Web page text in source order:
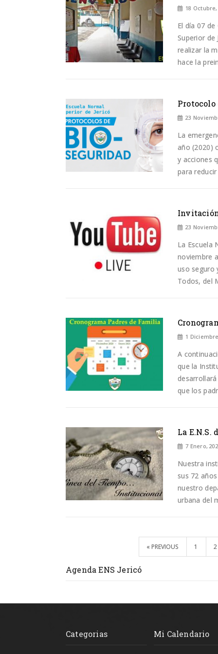
18 Octubre,
El día 07
Superior de
realizar la
hace la
Protocolo
23
La
año (2020)
y acciones
para
23
La Escuela
noviembre
uso seguro
Todos, del
1
A
que la
que los
La E.N.S.
7 Enero,
Nuestra
sus 72
nuestro
urbana del
« PREVIOUS 1 2
Agenda ENS Jericó
Categorias Mi Calendario